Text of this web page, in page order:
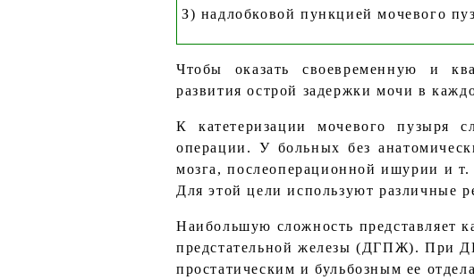
З) надлобковой пункцией мочевого
Чтобы оказать своевременную и
развития острой задержки мочи в
К катетеризации мочевого пузыря
операции. У больных без
мозга, послеоперационной ишурии и т.
Для этой цели используют различные
Наибольшую сложность представляет
предстательной железы (ДГПЖ). При
простатическим и бульбозным ее